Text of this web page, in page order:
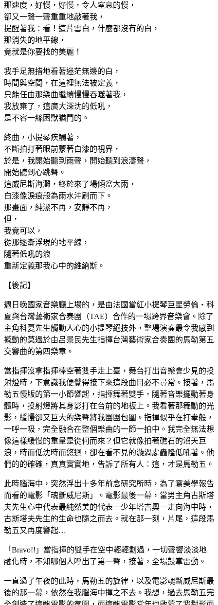
那速度，好慢，好慢，令人窒息的慢，
卻又一聲一聲重重地敲著我，
提醒著我：看！這片雪白，什麼都沒有的白，
那消失的地平線，
竟就是你要找的美麗！
我手足無措地看著迷茫無邊的白，
時間與空間，在這裡無法被定義，
只能任由那樂曲繼續慢慢吞噬著我，
我放棄了，這廣大深沈的低吼，
是不容一絲困獸猶鬥的。
終曲，小提琴疾觸著，
不斷拍打著眼前蒙著白漆的視界，
於是，我開始聽到雨聲，開始聽到浪濤聲，
開始聽到心跳聲。
這威尼斯海灘，終於來了場傾盆大雨，
白漆像淚痕般為雨水沖刷而下。
那畫面，純潔不再，安靜不再，
但，
我竟可以，
從那逐漸浮現的地平線，
隨著低吼的浪
重新定義那我心中的維納斯。
【後記】
週日晚國家音樂廳上場的，是由法國當紅小提琴巨星勞倫‧ 科
夏與台灣藝術家合奏團（TAE）合作的一場跨界音樂會 。除了
主角科夏先生觸動人心的小提琴絕技外，整場演奏最令我感到
撼動的莫過於由呂景民先生指揮台灣藝術家合奏團 的馬勒第五
交響曲的第四樂章。
當指揮沒拿指揮棒空著雙手走上臺，舞台打出音樂會少見的投
射燈時，下意識我便覺得接下來這段曲目必不尋常。接著 ，馬
勒五慢版的第一小節響起，指揮舞著雙手，隨著音樂擺動著身
體時，投射燈將其身影打在台前的地板上。我看著那舞動的光
影，緩慢卻又巨大的樂聲將我團團包圍。指揮似乎在打拳般，
一呼一吸，完全融合在整個樂曲的一節一拍中。 我完全無法想
像這樣緩慢的重量是從何而來？但它就像拍著礁石的滔天巨
浪，時而低沈時而悠迴，卻在看不見的漩渦處轟隆低吼著。他
們的的確確，真真實實地，告訴了所有人： 這，才是馬勒五。
此時腦海中，突然浮出十多年前念研究所時，為了寫美學報告
而看的電影「魂斷威尼斯」。電影最後一幕，當男主角古斯塔
夫先生心中代表最純然美的代表－少年塔吉奧－走向海中時，
古斯塔夫先生的生命也隨之而去。就在那一刻，片尾 ，這段馬
勒五又再度響起…
「Bravo!!」當指揮的雙手在空中輕輕劃過，一切聲響淡淡地
融化時，不知哪個人呼出了第一聲，接著，全場鼓掌雷動。
一直過了午夜的此時，馬勒五的旋律，以及電影魂斷威尼斯最
後的那一幕，依然在我腦海中揮之不去。我想，過去馬勒五完